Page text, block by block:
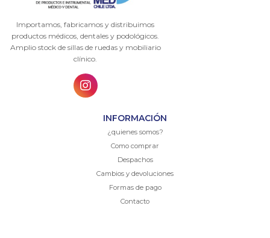
Importamos, fabricamos y distribuimos
productos médicos, dentales y podológicos.
Amplio stock de sillas de ruedas y mobiliario
clínico.
INFORMACIÓN
¿quienes somos?
Como comprar
Despachos
Cambios y devoluciones
Formas de pago
Contacto